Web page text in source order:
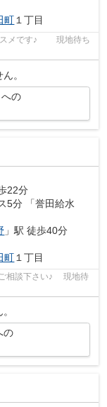
町１丁目
スメです♪ 現地待ち
。
への
22分
5分 「誉田給水
」駅 徒歩40分
町 １丁目
相談下さい♪ 現地待
の